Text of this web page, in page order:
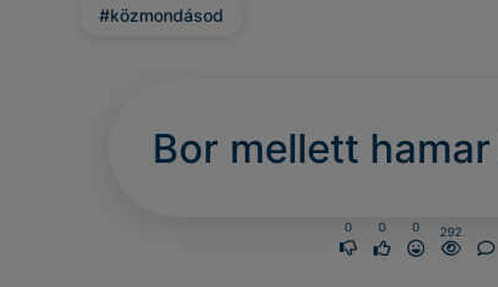
#közmondásod
Bor mellett
0 0 0 292